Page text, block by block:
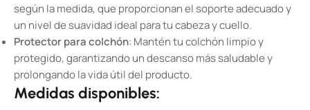
según la medida, que proporcionan el soporte adecuado y
un nivel de suavidad ideal para tu cabeza y cuello.
Protector para colchón: Mantén tu colchón limpio y
protegido, garantizando un descanso más saludable y
prolongando la vida útil del producto.
Medidas disponibles: